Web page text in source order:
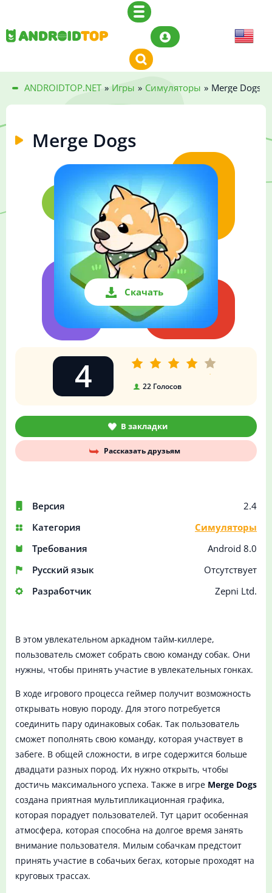
ANDROIDTOP.NET » Игры » Симуляторы » Merge Dogs
Merge Dogs
Скачать
Версия
2.4
Категория
Симуляторы
Требования
Android 8.0
Русский язык
Отсутствует
Разработчик
Zepni Ltd.
4 22 Голосов
В закладки
Рассказать друзьям
В этом увлекательном аркадном тайм-киллере,
пользователь сможет собрать свою команду собак. Они
нужны, чтобы принять участие в увлекательных гонках.
В ходе игрового процесса геймер получит возможность
открывать новую породу. Для этого потребуется
соединить пару одинаковых собак. Так пользователь
сможет пополнять свою команду, которая участвует в
забеге. В общей сложности, в игре содержится больше
двадцати разных пород. Их нужно открыть, чтобы
достичь максимального успеха. Также в игре Merge Dogs
создана приятная мультипликационная графика,
которая порадует пользователей. Тут царит особенная
атмосфера, которая способна на долгое время занять
внимание пользователя. Милым собачкам предстоит
принять участие в собачьих бегах, которые проходят на
круговых трассах.